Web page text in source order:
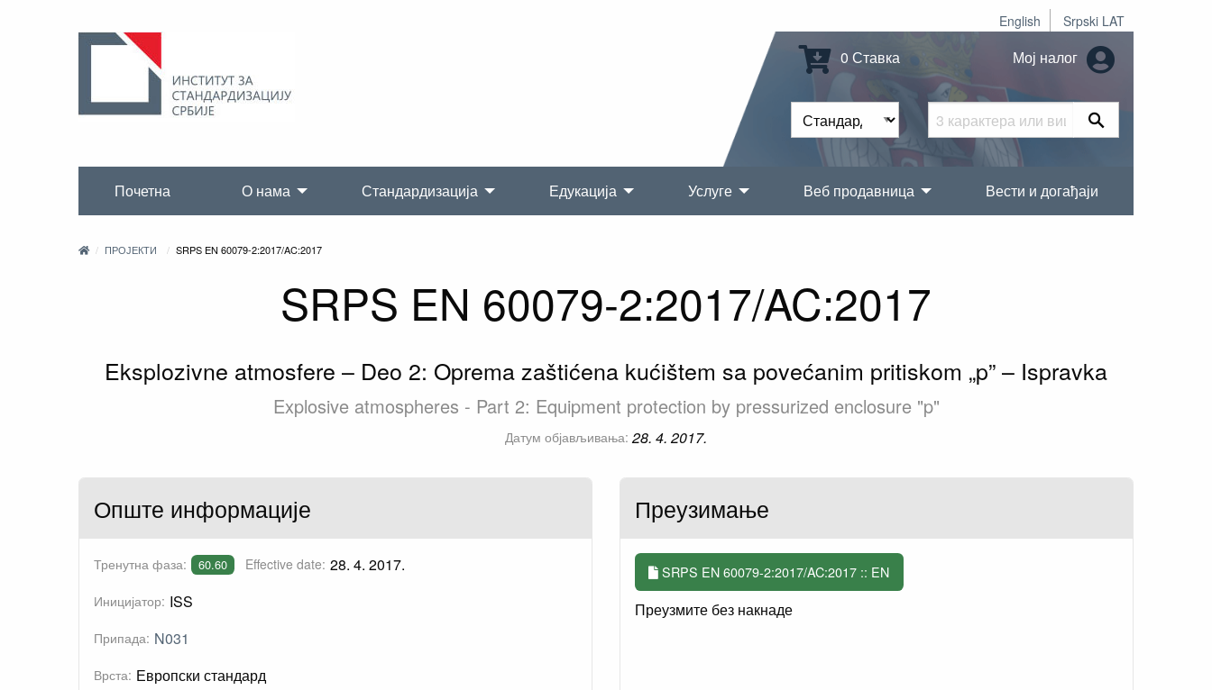
English Srpski LAT
0 Ставка Мој налог
Почетна О нама Стандардизација Едукација Услуге Веб продавница Вести и догађаји
ПРОЈЕКТИ SRPS EN 60079-2:2017/AC:2017
SRPS EN 60079-2:2017/AC:2017
Eksplozivne atmosfere – Deo 2: Oprema zaštićena kućištem sa povećanim pritiskom „p” – Ispravka
Explosive atmospheres - Part 2: Equipment protection by pressurized enclosure "p"
Датум објављивања: 28. 4. 2017.
Опште информације
Тренутна фаза: 60.60 Effective date: 28. 4. 2017.
Иницијатор: ISS
Припада: N031
Врста: Европски стандард
Преузимање
SRPS EN 60079-2:2017/AC:2017 :: EN
Преузмите без накнаде